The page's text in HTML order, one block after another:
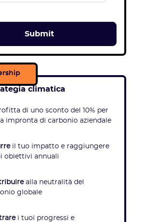
climatica
di uno sconto del 10% per
impronta di carbonio aziendale
il tuo impatto e raggiungere
obiettivi annuali
alla neutralità del
globale
i tuoi progressi e